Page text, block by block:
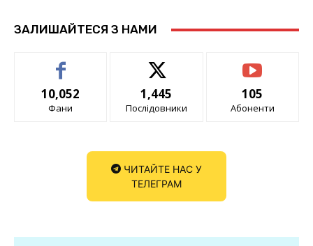
ЗАЛИШАЙТЕСЯ З НАМИ
10,052
Фани
1,445
Послідовники
105
Абоненти
ЧИТАЙТЕ НАС У
ТЕЛЕГРАМ